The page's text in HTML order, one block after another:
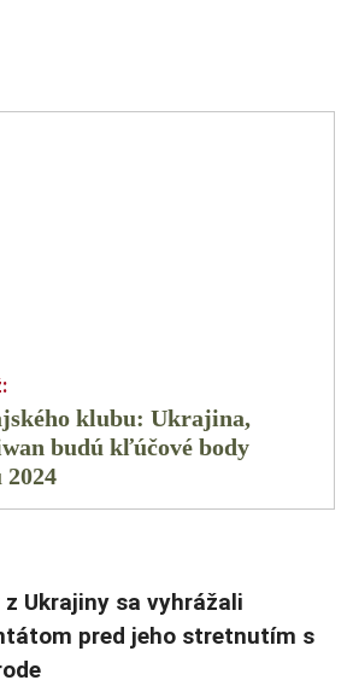
klubu: Ukrajina,
budú kľúčové body
Ukrajiny sa vyhrážali
pred jeho stretnutím s